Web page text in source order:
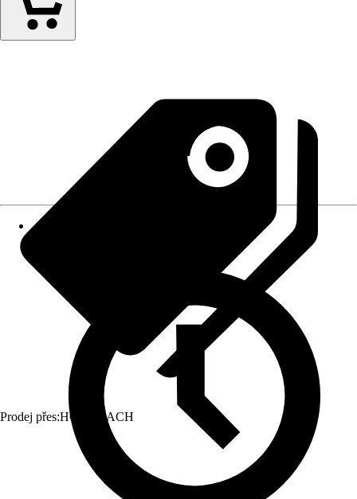
Prodej přes:HORNBACH